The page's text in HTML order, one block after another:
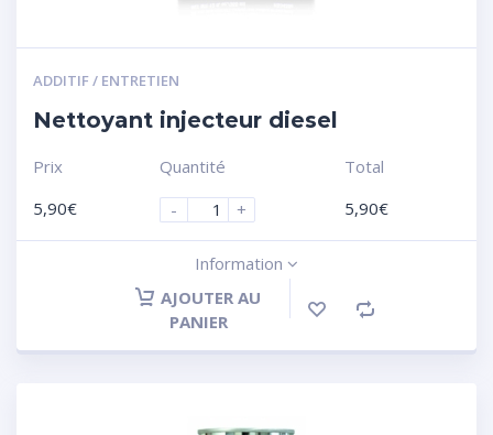
ADDITIF / ENTRETIEN
Nettoyant injecteur diesel
Prix
5,90€
Quantité
-
+
Total
5,90€
Information
AJOUTER AU
PANIER